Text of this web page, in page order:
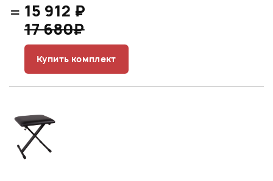
= 15 912 ₽
17 680₽
Купить комплект